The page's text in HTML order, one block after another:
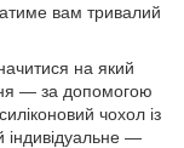
вам тривалий
на який
— за допомогою
чохол із
—